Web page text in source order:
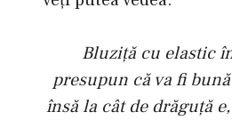
Bluziţă cu elastic
presupun că va fi
însă la cât de drăguţă